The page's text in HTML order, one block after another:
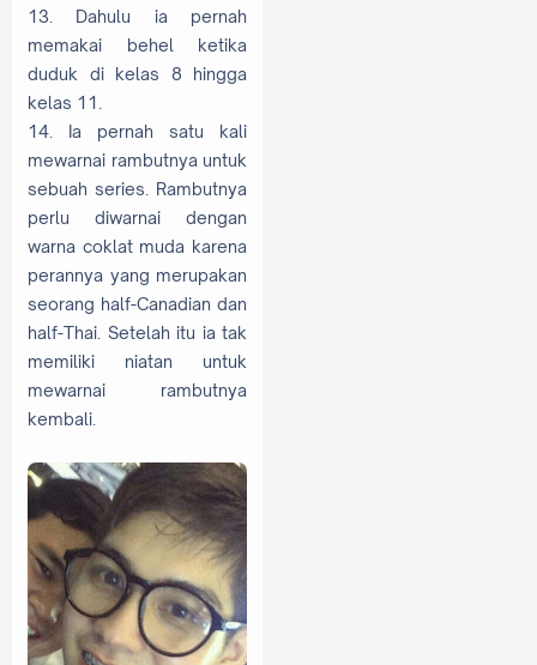
13. Dahulu ia pernah
memakai behel ketika
duduk di kelas 8 hingga
kelas 11.
14. Ia pernah satu kali
mewarnai rambutnya untuk
sebuah series. Rambutnya
perlu diwarnai dengan
warna coklat muda karena
perannya yang merupakan
seorang half-Canadian dan
half-Thai. Setelah itu ia tak
memiliki niatan untuk
mewarnai rambutnya
kembali.